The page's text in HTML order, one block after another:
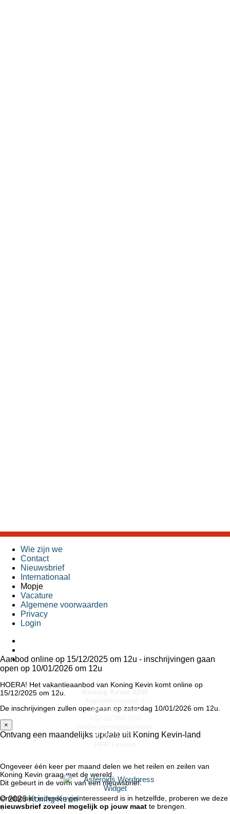
Wie zijn we
Contact
Nieuwsbrief
Internationaal
Mopje
Vacature
Algemene voorwaarden
Privacy
Login
3010 Kessel-lo
0418.712.277
© 2026Koning Kevin
↑
Aanbod online op 15/12/2025 om 12u - inschrijvingen gaan
open op 10/01/2026 om 12u
HOERA! Het vakantieaanbod van Koning Kevin komt online op
15/12/2025 om 12u.
De inschrijvingen zullen opengaan op zaterdag 10/01/2026 om 12u.
×
Ontvang een maandelijks update uit Koning Kevin-land
Ongeveer één keer per maand delen we het reilen en zeilen van
Koning Kevin graag met de wereld.
Dit gebeurt in de vorm van een nieuwsbrief.
Omdat niet iedereen geïnteresseerd is in hetzelfde, proberen we deze
nieuwsbrief zoveel mogelijk op jouw maat te brengen.